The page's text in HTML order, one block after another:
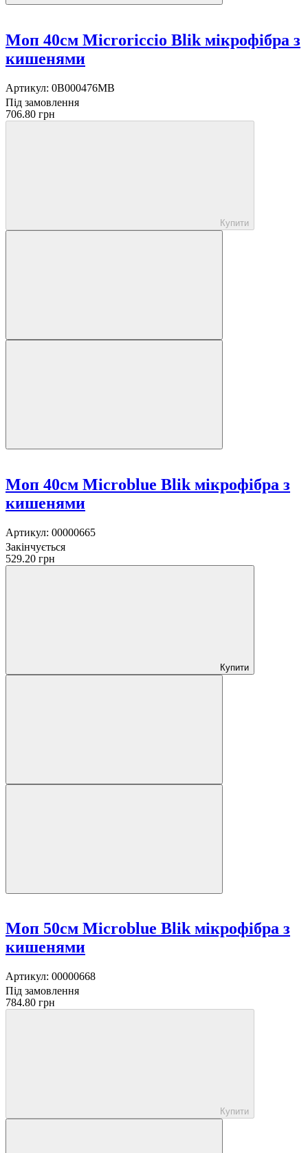
Моп 40см Microriccio Blik мікрофібра з
кишенями
Артикул: 0B000476MB
Під замовлення
706.80 грн
Купити
Моп 40см Microblue Blik мікрофібра з
кишенями
Артикул: 00000665
Закінчується
529.20 грн
Купити
Моп 50см Microblue Blik мікрофібра з
кишенями
Артикул: 00000668
Під замовлення
784.80 грн
Купити